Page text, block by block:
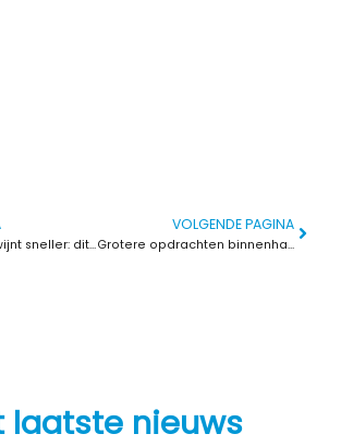
Wet Hillen verdwijnt sneller: dit betaal je extra als je huis hypotheekvrij is
VOLGENDE PAGINA
Grotere opdrachten binnenhalen als zzp’er? Samenwerken in een coöperatie biedt kansen
laatste nieuws